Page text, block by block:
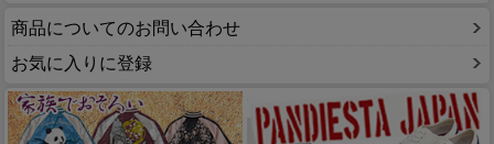
商品についてのお問い合わせ
お気に入りに登録